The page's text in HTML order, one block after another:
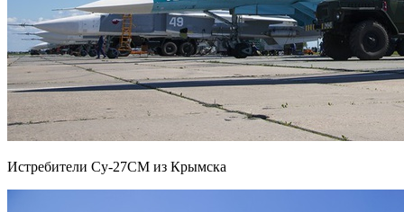
Истребители Су-27СМ из Крымска